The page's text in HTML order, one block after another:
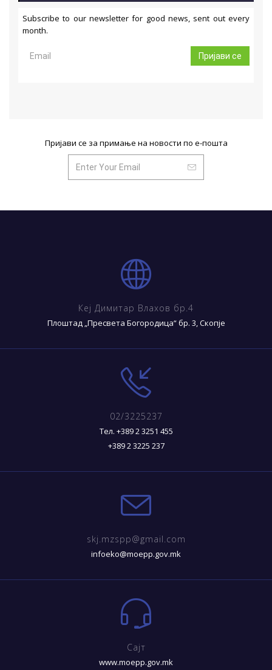
Subscribe to our newsletter for good news, sent out every
month.
Пријави се
Пријави се за примање на новости по е-пошта
Кеј Димитар Влахов бр.4
Плоштад „Пресвета Богородица“ бр. 3, Скопје
02/3225237
Тел. +389 2 3251 455
+389 2 3225 237
skj.mzspp@gmail.com
infoeko@moepp.gov.mk
Сајт
www.moepp.gov.mk